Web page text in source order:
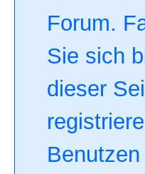
Forum.
Sie sich
dieser